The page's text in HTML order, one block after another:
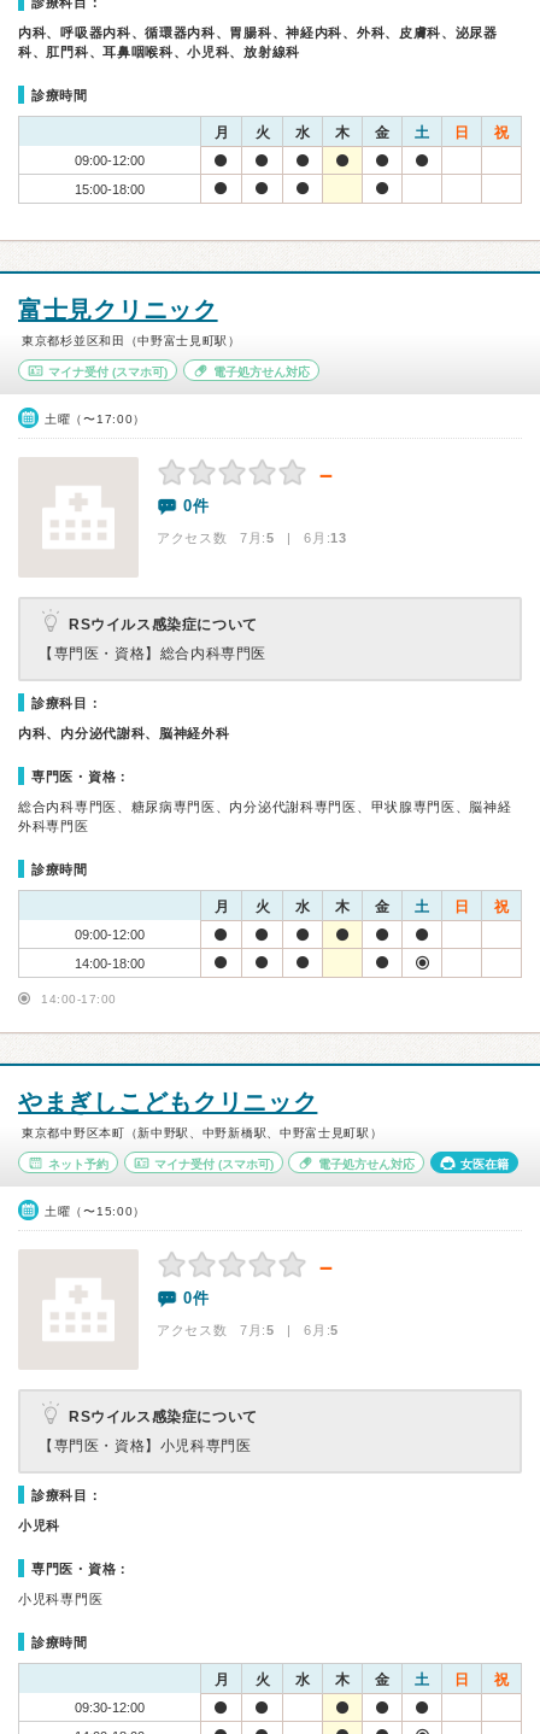
内科、呼吸器内科、循環器内科、胃腸科、神経内科、外科、皮膚科、泌尿器
科、肛門科、耳鼻咽喉科、小児科、放射線科
診療時間
月 火 水 木 金 土 日 祝
09:00-12:00
15:00-18:00
富士見クリニック
東京都杉並区和田（中野富士見町駅）
マイナ受付 (スマホ可) 電子処方せん対応
土曜（〜17:00）
－
0件
アクセス数 7月:5 | 6月:13
RSウイルス感染症について
【専門医・資格】 総合内科専門医
診療科目：
内科、内分泌代謝科、脳神経外科
専門医・資格：
総合内科専門医、糖尿病専門医、内分泌代謝科専門医、甲状腺専門医、脳神経
外科専門医
診療時間
月 火 水 木 金 土 日 祝
09:00-12:00
14:00-18:00
14:00-17:00
やまぎしこどもクリニック
東京都中野区本町（新中野駅、中野新橋駅、中野富士見町駅）
ネット予約 マイナ受付(スマホ可) 電子処方せん対応 女医在籍
土曜（〜15:00）
－
0件
アクセス数 7月:5 | 6月:5
RSウイルス感染症について
【専門医・資格】 小児科専門医
診療科目：
小児科
専門医・資格：
小児科専門医
診療時間
月 火 水 木 金 土 日 祝
09:30-12:00